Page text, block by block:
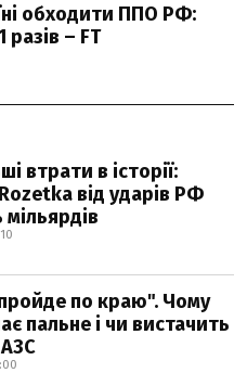
обходити ППО РФ:
– FT
втрати в історії:
від ударів РФ
по краю". Чому
пальне і чи вистачить